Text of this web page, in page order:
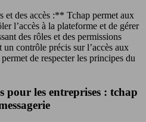
et des accès :** Tchap permet aux
l’accès à la plateforme et de gérer
des rôles et des permissions
contrôle précis sur l’accès aux
de respecter les principes du
pour les entreprises : tchap